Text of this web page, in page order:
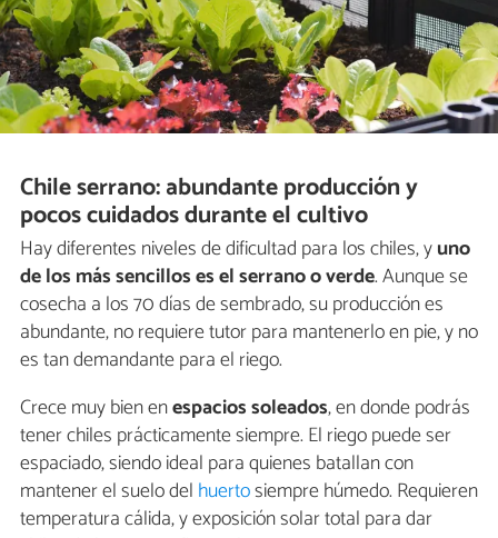
Chile serrano: abundante producción y
pocos cuidados durante el cultivo
Hay diferentes niveles de dificultad para los chiles, yuno
de los más sencillos es el serrano o verde. Aunque se
cosecha a los 70 días de sembrado, su producción es
abundante, no requiere tutor para mantenerlo en pie, y no
es tan demandante para el riego.
Crece muy bien enespacios soleados, en donde podrás
tener chiles prácticamente siempre. El riego puede ser
espaciado, siendo ideal para quienes batallan con
mantener el suelo del huertosiempre húmedo. Requieren
temperatura cálida, y exposición solar total para dar